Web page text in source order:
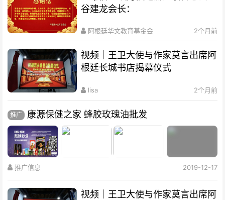
谷建龙会长：
阿根廷华文教育基金会 2个月前
视频｜王卫大使与作家莫言出席阿
根廷长城书店揭幕仪式
lisa 2个月前
推广 康源保健之家 蜂胶玫瑰油批发
推广信息 2019-12-17
视频｜王卫大使与作家莫言出席阿